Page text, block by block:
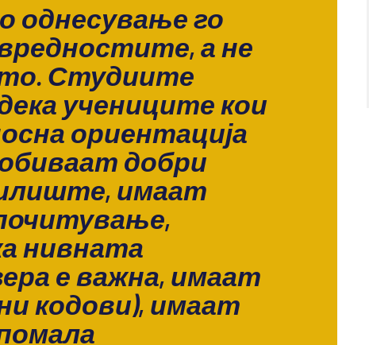
однесување го
а не
Студиите
учениците кои
ориентација
добри
имаат
нивната
е важна, имаат
кодови), имаат